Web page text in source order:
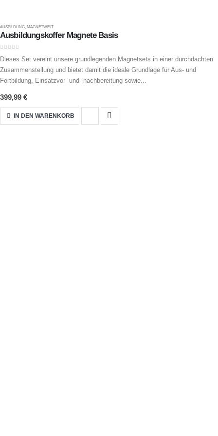
AUSBILDUNG, MAGNETWELT
Ausbildungskoffer Magnete Basis
Dieses Set vereint unsere grundlegenden Magnetsets in einer durchdachten
Zusammenstellung und bietet damit die ideale Grundlage für Aus- und
Fortbildung, Einsatzvor- und -nachbereitung sowie...
399,99 €
IN DEN WARENKORB